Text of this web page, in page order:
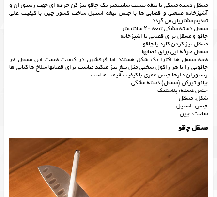
مسقل دسته مشکی با تیغه بیست سانتیمتر یک چاقو تیز کن حرفه ای جهت رستوران و
آشپزخانه صنعتی و قصابی ها با جنس تیغه استیل ساخت کشور چین با کیفیت عالی
تقدیم مشتریان می گردد.
مسقل دسته مشکی تیغه ۲۰ سانتیمتر
چاقو و مسقل برای قصابی یا اشپزخانه
مسقل تیز کردن کارد یا چاقو
مسقل حرفه ایی برای قصابها
همه مسقل ها اکثرا یک شکل هستند اما فرقشون در کیفیت هست این مسقل هر
چاقویی را با هر راکول سختی مثل تیغ تیز میکند مناسب برای قصابها سلاخ ها کبابی ها
رستوران دارها جنس عمری با کیفیت قیمت مناسب.
چاقو تیزکن (مسقل) دسته مشکی
جنس دسته: پلاستیک
شکل: مسقل
جنس: استیل
ساخت: چین
مسقل چاقو